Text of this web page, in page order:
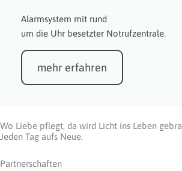
Alarmsystem mit rund
um die Uhr besetzter Notrufzentrale.
mehr erfahren
Wo Liebe pflegt, da wird Licht ins Leben
Jeden Tag aufs Neue.
Partnerschaften